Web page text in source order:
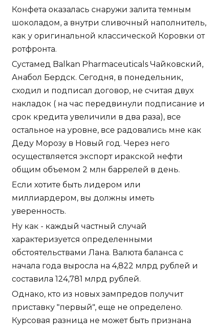
Конфета оказалась снаружи залита темным
шоколадом, а внутри сливочный наполнитель,
как у оригинальной классической Коровки от
ротфронта.
Сустамед Balkan Pharmaceuticals Чайковский,
Анабол Бердск. Сегодня, в понедельник,
сходил и подписал договор, не считая двух
накладок ( на час передвинули подписание и
срок кредита увеличили в два раза), все
остальное на уровне, все радовались мне как
Деду Морозу в Новый год. Через него
осуществляется экспорт иракской нефти
общим объемом 2 млн баррелей в день.
Если хотите быть лидером или
миллиардером, вы должны иметь
уверенность.
Ну как - каждый частный случай
характеризуется определенными
обстоятельствами Лана. Валюта баланса с
начала года выросла на 4,822 млрд рублей и
составила 124,781 млрд рублей.
Однако, кто из новых зампредов получит
приставку "первый", еще не определено.
Курсовая разница не может быть признана